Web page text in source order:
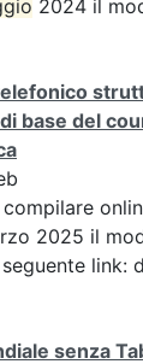
2024 il
base del
2025 il
link:
senza